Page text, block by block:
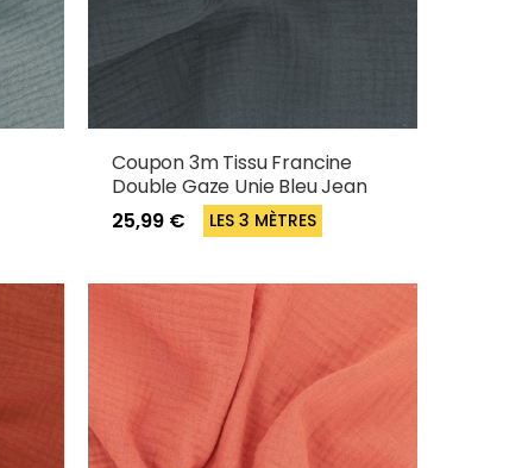
Coupon 3m Tissu Francine
Double Gaze Unie Bleu Jean
25,99 €
LES 3 MÈTRES